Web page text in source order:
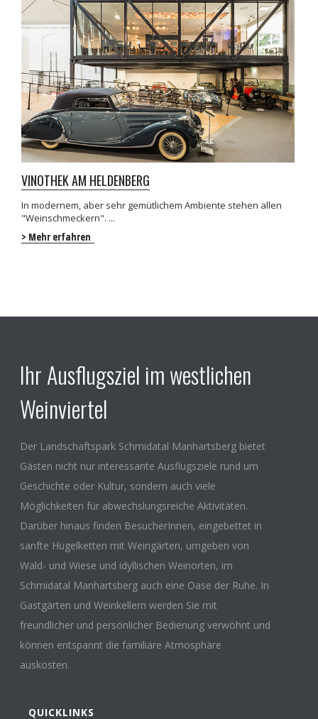
VINOTHEK AM HELDENBERG
In modernem, aber sehr gemütlichem Ambiente stehen allen
"Weinschmeckern". ...
> Mehr erfahren
Ihr Ausflugsziel im westlichen
Weinviertel
Der Landschaftspark Schmidatal Manhartsberg bietet
Gästen nicht nur interessante Ausflugsziele rund um
Geschichte oder Kultur, sondern auch viele
Möglichkeiten für abwechslungsreiche Aktivitäten.
Darüber hinaus finden BesucherInnen, eingebettet in
sanfte Hügelketten mit Weingärten, umgeben von
Wald- und Wiese und idyllischen Weinorten, im
Schmidatal Manhartsberg auch eine Oase der Ruhe. In
Gastgärten und Weinkellern werden Sie mit
freundlicher und persönlicher Bedienung verwöhnt und
können entspannt die familiäre Atmosphäre
auskosten.
QUICKLINKS